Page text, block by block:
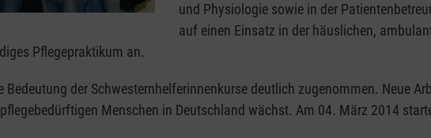
und Physiologie sowie in der
auf einen Einsatz in der häuslichen,
Pflegepraktikum an.
Bedeutung der Schwesternhelferinnenkurse deutlich zugenommen. Neue
Menschen in Deutschland wächst. Am 04. März 2014